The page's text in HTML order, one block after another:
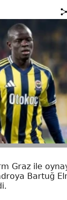
Graz ile
Bartuğ